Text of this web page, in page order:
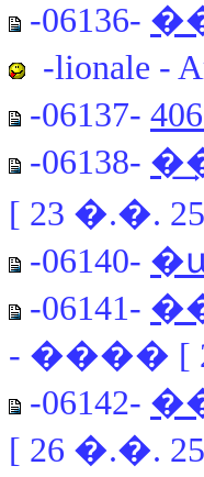
-06136-
-lionale -
-06137-
-06138-
[ 23 �.�.
-06140-
-06141-
- ���� [
-06142-
[ 26 �.�.